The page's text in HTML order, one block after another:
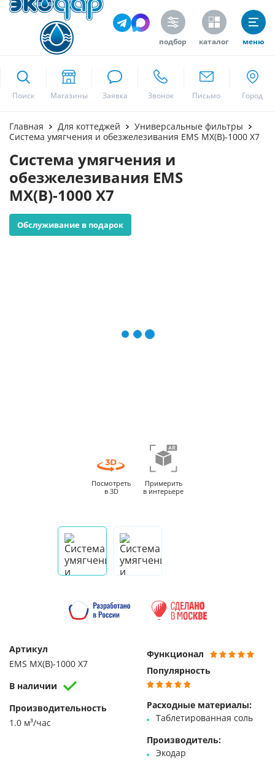
подбор каталог меню
Поиск
Москва
Главная Для коттеджей
Универсальные фильтры
Система умягчения и обезжелезивания EMS MX(B)-1000 X7
Система умягчения и
обезжелезивания EMS
MX(B)-1000 X7
Обслуживание в подарок
Посмотреть
в 3D
Примерить
в интерьере
Артикул
EMS MX(B)-1000 X7
В наличии
Производительность
1.0 м³/час
Функционал
Популярность
Расходные материалы:
Таблетированная соль
Производитель:
Экодар